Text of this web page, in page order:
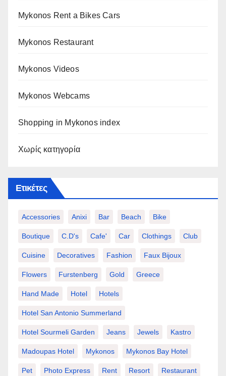
Mykonos Rent a Bikes Cars
Mykonos Restaurant
Mykonos Videos
Mykonos Webcams
Shopping in Mykonos index
Χωρίς κατηγορία
Ετικέτες
Accessories Anixi Bar Beach Bike
Boutique C.d's Cafe' Car Clothings Club
Cuisine Decoratives Fashion Faux Bijoux
Flowers Furstenberg Gold Greece
Hand Made Hotel Hotels
Hotel San Antonio Summerland
Hotel Sourmeli Garden Jeans Jewels Kastro
Madoupas Hotel Mykonos Mykonos Bay Hotel
Pet Photo Express Rent Resort Restaurant